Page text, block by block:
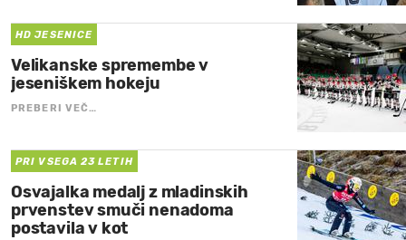
HD JESENICE
Velikanske spremembe v
jeseniškem hokeju
PREBERI VEČ…
PRI VSEGA 23 LETIH
Osvajalka medalj z mladinskih
prvenstev smuči nenadoma
postavila v kot